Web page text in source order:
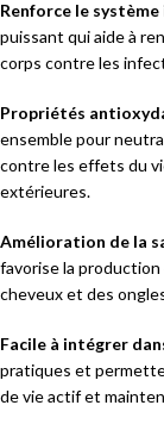
Renforce le
puissant qui aide à
corps contre les
Propriétés
ensemble pour
contre les effets du
extérieures.
Amélioration de la
favorise la production
cheveux et des
Facile à intégrer
pratiques et
de vie actif et